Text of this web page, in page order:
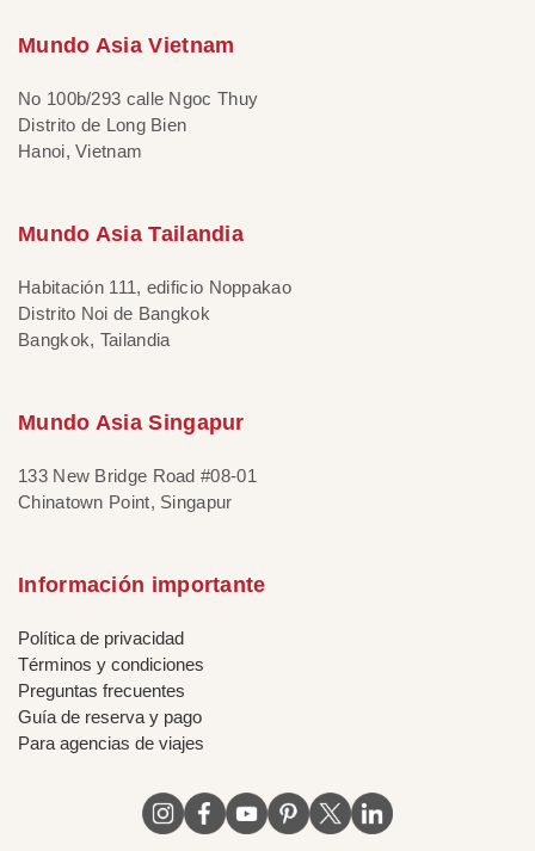
Mundo Asia Vietnam
No 100b/293 calle Ngoc Thuy
Distrito de Long Bien
Hanoi, Vietnam
Mundo Asia Tailandia
Habitación 111, edificio Noppakao
Distrito Noi de Bangkok
Bangkok, Tailandia
Mundo Asia Singapur
133 New Bridge Road #08-01
Chinatown Point, Singapur
Información importante
Política de privacidad
Términos y condiciones
Preguntas frecuentes
Guía de reserva y pago
Para agencias de viajes